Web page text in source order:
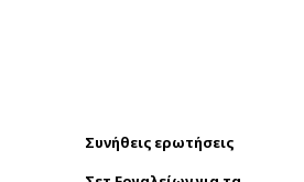
Συνήθεις ερωτήσεις